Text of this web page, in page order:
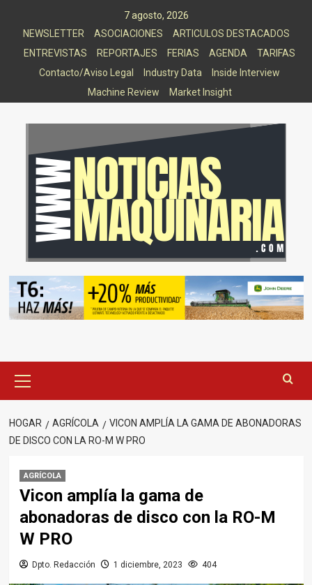
7 agosto, 2026
NEWSLETTER
ASOCIACIONES
ARTICULOS DESTACADOS
ENTREVISTAS
REPORTAJES FERIAS AGENDA
TARIFAS
Contacto/Aviso Legal
Industry Data
Inside Interview
Machine Review
Market Insight
principal
HOGAR AGRÍCOLA
VICON AMPLÍA LA GAMA DE ABONADORAS
DE DISCO CON LA RO-M W PRO
AGRÍCOLA
Vicon amplía la gama de
abonadoras de disco con la RO-M
W PRO
Dpto. Redacción 1 diciembre, 2023 404